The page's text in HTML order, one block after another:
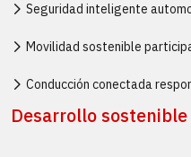
Seguridad inteligente
Movilidad sostenible
Conducción conectada
Desarrollo sostenible